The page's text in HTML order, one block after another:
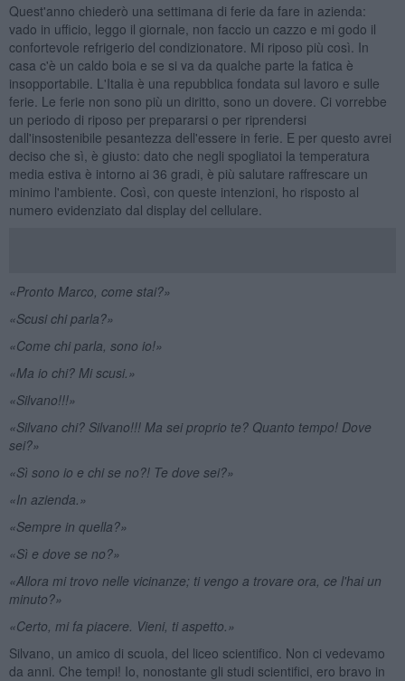
Quest'anno chiederò una settimana di ferie da fare in azienda:
vado in ufficio, leggo il giornale, non faccio un cazzo e mi godo il
confortevole refrigerio del condizionatore. Mi riposo più così. In
casa c'è un caldo boia e se si va da qualche parte la fatica è
insopportabile. L'Italia è una repubblica fondata sul lavoro e sulle
ferie. Le ferie non sono più un diritto, sono un dovere. Ci vorrebbe
un periodo di riposo per prepararsi o per riprendersi
dall'insostenibile pesantezza dell'essere in ferie. E per questo avrei
deciso che sì, è giusto: dato che negli spogliatoi la temperatura
media estiva è intorno ai 36 gradi, è più salutare raffrescare un
minimo l'ambiente. Così, con queste intenzioni, ho risposto al
numero evidenziato dal display del cellulare.
«Pronto Marco, come stai?»
«Scusi chi parla?»
«Come chi parla, sono io!»
«Ma io chi? Mi scusi.»
«Silvano!!!»
«Silvano chi? Silvano!!! Ma sei proprio te? Quanto tempo! Dove
sei?»
«Sì sono io e chi se no?! Te dove sei?»
«In azienda.»
«Sempre in quella?»
«Sì e dove se no?»
«Allora mi trovo nelle vicinanze; ti vengo a trovare ora, ce l'hai un
minuto?»
«Certo, mi fa piacere. Vieni, ti aspetto.»
Silvano, un amico di scuola, del liceo scientifico. Non ci vedevamo
da anni. Che tempi! Io, nonostante gli studi scientifici, ero bravo in